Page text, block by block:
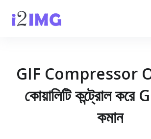
GIF Compressor
কোয়ালিটি কন্ট্রোল করে
কমান